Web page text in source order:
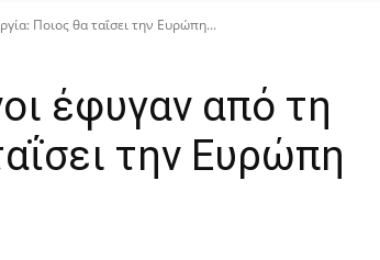
Ποιος θα ταΐσει την Ευρώπη...
έφυγαν από τη
την Ευρώπη